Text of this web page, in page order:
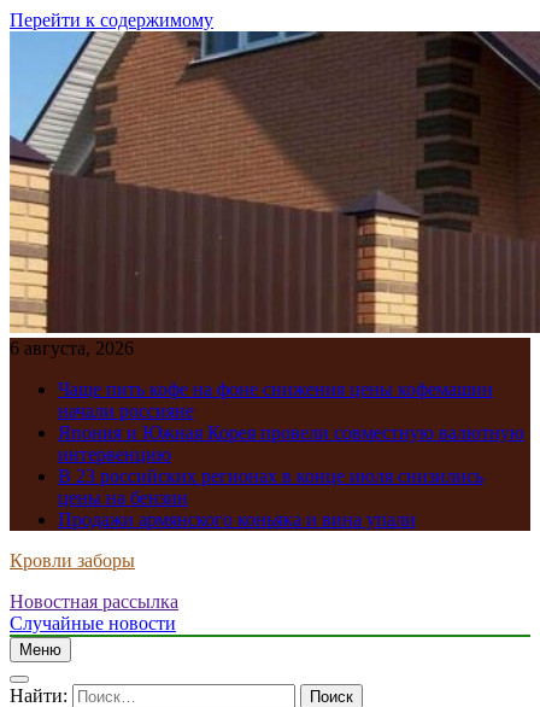
Перейти к содержимому
6 августа, 2026
Чаще пить кофе на фоне снижения цены кофемашин
начали россияне
Япония и Южная Корея провели совместную валютную
интервенцию
В 23 российских регионах в конце июля снизились
цены на бензин
Продажи армянского коньяка и вина упали
Кровли заборы
Новостная рассылка
Случайные новости
Меню
Найти: